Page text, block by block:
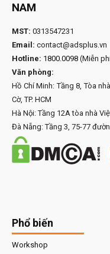
NAM
MST: 0313547231
Email: contact@adsplus.vn
Hotline: 1800.0098 (Miễn
Văn phòng:
Hồ Chí Minh: Tầng 8, Tòa
Cờ, TP. HCM
Hà Nội: Tầng 12A tòa nhà
Đà Nẵng: Tầng 3, 75-77
Phổ biến
Workshop